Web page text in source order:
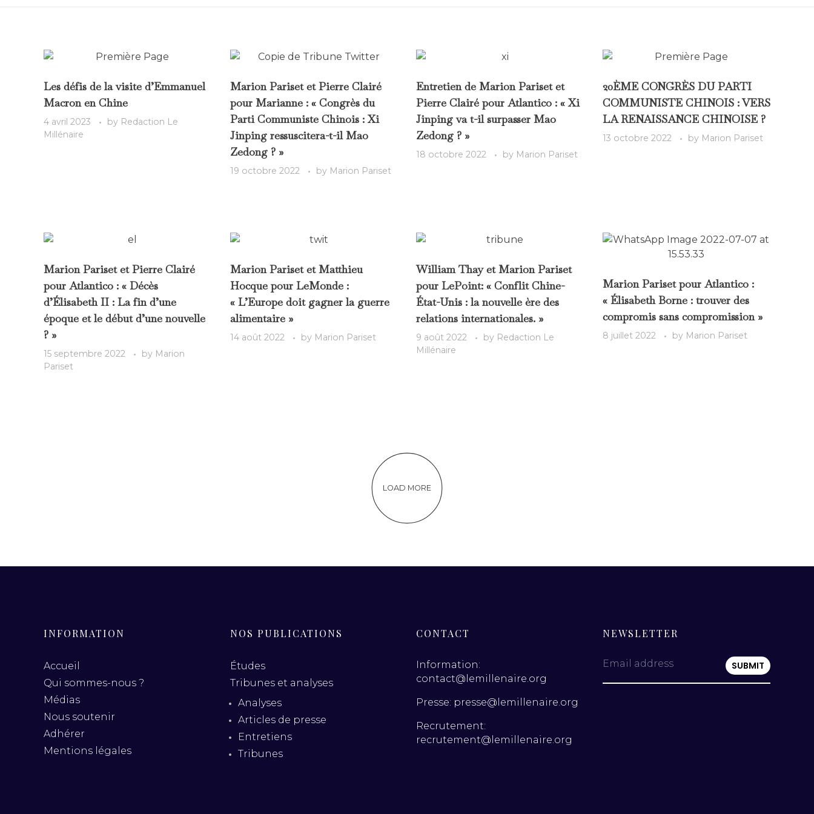
Les défis de la visite d’Emmanuel
Macron en Chine
4 avril 2023 by Redaction Le
Millénaire
Marion Pariset et Pierre Clairé
pour Marianne : « Congrès du
Parti Communiste Chinois : Xi
Jinping ressuscitera-t-il Mao
Zedong ? »
19 octobre 2022 by Marion Pariset
Entretien de Marion Pariset et
Pierre Clairé pour Atlantico : « Xi
Jinping va t-il surpasser Mao
Zedong ? »
18 octobre 2022 by Marion Pariset
20ÈME CONGRÈS DU PARTI
COMMUNISTE CHINOIS : VERS
LA RENAISSANCE CHINOISE ?
13 octobre 2022 by Marion Pariset
Marion Pariset et Pierre Clairé
pour Atlantico : « Décès
d’Élisabeth II : La fin d’une
époque et le début d’une nouvelle
? »
15 septembre 2022 by Marion
Pariset
Marion Pariset et Matthieu
Hocque pour LeMonde :
« L’Europe doit gagner la guerre
alimentaire »
14 août 2022 by Marion Pariset
William Thay et Marion Pariset
pour LePoint: « Conflit Chine-
État-Unis : la nouvelle ère des
relations internationales. »
9 août 2022 by Redaction Le
Millénaire
Marion Pariset pour Atlantico :
« Élisabeth Borne : trouver des
compromis sans compromission »
8 juillet 2022 by Marion Pariset
LOAD MORE
INFORMATION
Accueil
Qui sommes-nous ?
Médias
Nous soutenir
Adhérer
Mentions légales
NOS PUBLICATIONS
Études
Tribunes et analyses
Analyses
Articles de presse
Entretiens
Tribunes
CONTACT
Information:
contact@lemillenaire.org
Presse: presse@lemillenaire.org
Recrutement:
recrutement@lemillenaire.org
NEWSLETTER
Email address